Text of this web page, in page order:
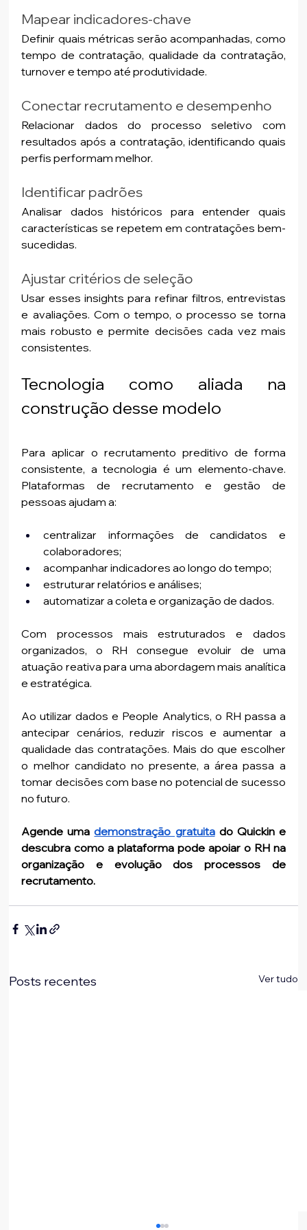
Mapear indicadores-chave
Definir quais métricas serão acompanhadas, como
tempo de contratação, qualidade da contratação,
turnover e tempo até produtividade.
Conectar recrutamento e desempenho
Relacionar dados do processo seletivo com
resultados após a contratação, identificando quais
perfis performam melhor.
Identificar padrões
Analisar dados históricos para entender quais
características se repetem em contratações bem-
sucedidas.
Ajustar critérios de seleção
Usar esses insights para refinar filtros, entrevistas
e avaliações. Com o tempo, o processo se torna
mais robusto e permite decisões cada vez mais
consistentes.
Tecnologia como aliada na
construção desse modelo
Para aplicar o recrutamento preditivo de forma
consistente, a tecnologia é um elemento-chave.
Plataformas de recrutamento e gestão de
pessoas ajudam a:
centralizar informações de candidatos e
colaboradores;
acompanhar indicadores ao longo do tempo;
estruturar relatórios e análises;
automatizar a coleta e organização de dados.
Com processos mais estruturados e dados
organizados, o RH consegue evoluir de uma
atuação reativa para uma abordagem mais analítica
e estratégica.
Ao utilizar dados e People Analytics, o RH passa a
antecipar cenários, reduzir riscos e aumentar a
qualidade das contratações. Mais do que escolher
o melhor candidato no presente, a área passa a
tomar decisões com base no potencial de sucesso
no futuro.
Agende uma demonstração gratuita do Quickin e
descubra como a plataforma pode apoiar o RH na
organização e evolução dos processos de
recrutamento.
Posts recentes Ver tudo